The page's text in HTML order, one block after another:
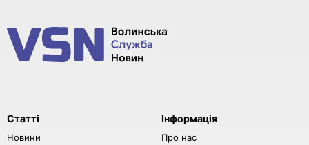
Статті
Новини
Інформація
Про нас